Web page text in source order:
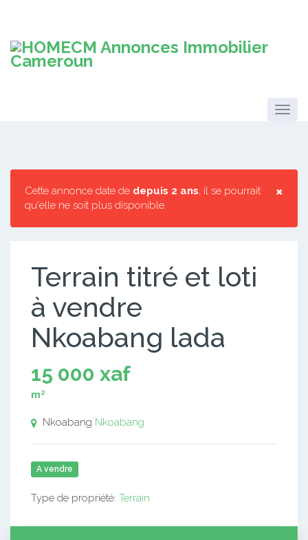
×
Cette annonce date de depuis 2 ans, il se pourrait
qu'elle ne soit plus disponible.
Terrain titré et loti
à vendre
Nkoabang lada
15 000 xaf
m²
Nkoabang Nkoabang
A vendre
Type de propriété: Terrain